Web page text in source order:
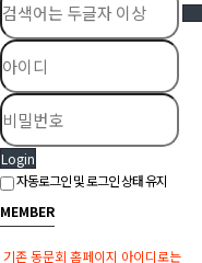
Login
자동로그인 및 로그인 상태 유지
MEMBER
기존 동문회 홈페이지 아이디로는